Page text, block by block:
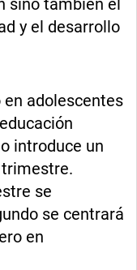
y el desarrollo
en adolescentes
introduce un
se
se centrará
en